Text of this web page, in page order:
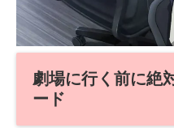
劇場に行く前に絶
ード